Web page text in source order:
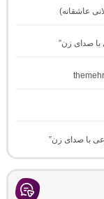
با صدای زن”